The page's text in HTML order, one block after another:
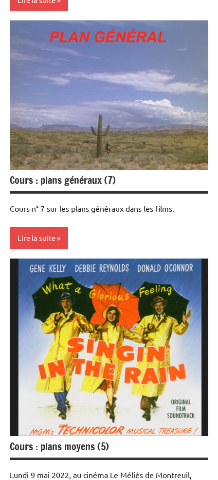
Cours : plans généraux (7)
Cours n° 7 sur les plans généraux dans les films.
Lire la suite
Rencontres
Université
Populaire
et Cours
au Méliès
Cours : plans moyens (5)
Lundi 9 mai 2022, au cinéma Le Méliès de Montreuil,